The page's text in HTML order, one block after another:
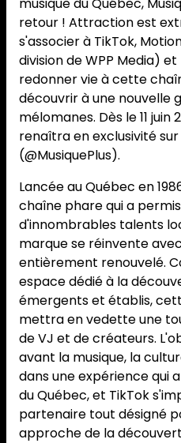
retour ! Attraction est
s'associer à TikTok,
division de WPP Media)
redonner vie à cette
découvrir à une nouvelle
mélomanes. Dès le 11 juin
renaîtra en exclusivité
(@MusiquePlus).
Lancée au Québec en
chaîne phare qui a
d'innombrables talents
marque se réinvente
entièrement renouvelé.
espace dédié à la
émergents et établis,
mettra en vedette une
de VJ et de créateurs.
avant la musique, la
dans une expérience qui
du Québec, et TikTok
partenaire tout désigné
approche de la